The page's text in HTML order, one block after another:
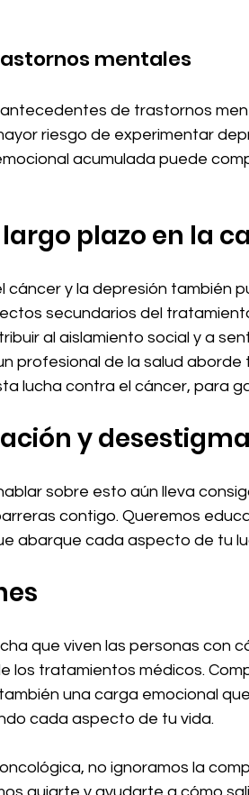
mentales
de trastornos
riesgo de experimentar
acumulada puede
plazo en la
cáncer y la depresión también
secundarios del
al aislamiento social y a
profesional de la salud
lucha contra el cáncer, para
y
sobre esto aún lleva
contigo. Queremos
abarque cada aspecto de tu
que viven las personas con
los tratamientos médicos.
una carga emocional
cada aspecto de tu vida.
no ignoramos la
guiarte y ayudarte a cómo